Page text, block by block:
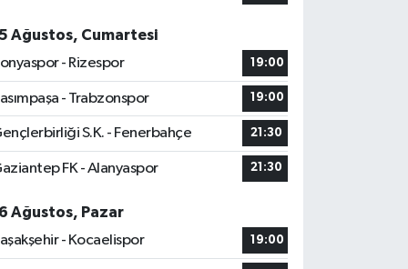
Ağustos, Cumartesi
- Rizespor
19:00
- Trabzonspor 19:00
S.K. - Fenerbahçe 21:30
FK - Alanyaspor 21:30
Ağustos, Pazar
- Kocaelispor
19:00